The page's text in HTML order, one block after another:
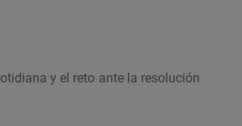
y el reto ante la resolución